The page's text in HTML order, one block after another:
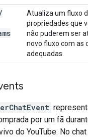
/
Atualiza um fluxo
propriedades que
não puderem ser
novo fluxo com as
adequadas.
por um fã
do YouTube. No